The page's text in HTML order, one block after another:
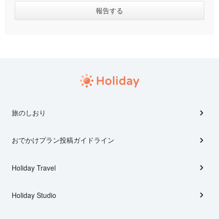
旅のしおり
おでかけプラン投稿ガイドライン
Holiday Travel
Holiday Studio